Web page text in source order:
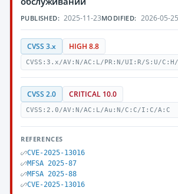
PUBLISHED: 2025-11-23MODIFIED: 2026-05-25
CVSS 3.x HIGH 8.8
CVSS:3.x/AV:N/AC:L/PR:N/UI:R/S:U/
CVSS 2.0 CRITICAL 10.0
CVSS:2.0/AV:N/AC:L/Au:N/C:C/I:C/A:C
REFERENCES
CVE-2025-13016
MFSA 2025-87
MFSA 2025-88
CVE-2025-13016